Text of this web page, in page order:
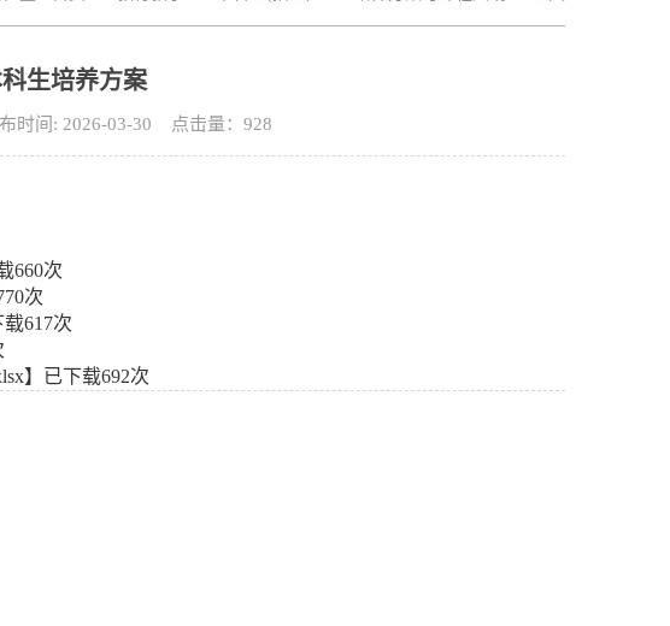
生培养方案
间: 2026-03-30 点击量： 928
660次
次
载617次
】已下载692次